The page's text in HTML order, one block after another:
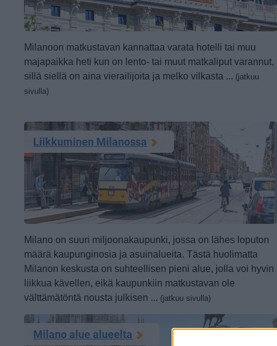
Milanoon matkustavan kannattaa varata hotelli tai muu
majapaikka heti kun on lento- tai muut matkaliput varannut,
sillä siellä on aina vierailijoita ja melko vilkasta ... (jatkuu
sivulla)
Liikkuminen Milanossa
Milano on suuri miljoonakaupunki, jossa on lähes loputon
määrä kaupunginosia ja asuinalueita. Tästä huolimatta
Milanon keskusta on suhteellisen pieni alue, jolla voi hyvin
liikkua kävellen, eikä kaupunkiin matkustavan ole
välttämätöntä nousta julkisen ... (jatkuu sivulla)
Milano alue alueelta